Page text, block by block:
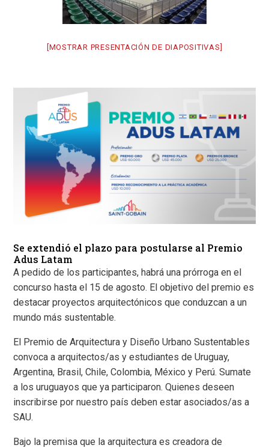
[MOSTRAR PRESENTACIÓN DE DIAPOSITIVAS]
Se extendió el plazo para postularse al Premio
Adus Latam
A pedido de los participantes, habrá una prórroga en el
concurso hasta el 15 de agosto. El objetivo del premio es
destacar proyectos arquitectónicos que conduzcan a un
mundo más sustentable.
El Premio de Arquitectura y Diseño Urbano Sustentables
convoca a arquitectos/as y estudiantes de Uruguay,
Argentina, Brasil, Chile, Colombia, México y Perú. Sumate
a los uruguayos que ya participaron. Quienes deseen
inscribirse por nuestro país deben estar asociados/as a
SAU.
Bajo la premisa que la arquitectura es creadora de